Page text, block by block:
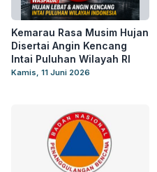
Kemarau Rasa Musim Hujan
Disertai Angin Kencang
Intai Puluhan Wilayah RI
Kamis, 11 Juni 2026